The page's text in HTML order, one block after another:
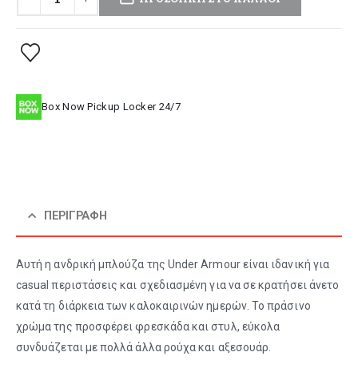
Box Now Pickup Locker 24/7
ΠΕΡΙΓΡΑΦΉ
Αυτή η ανδρική μπλούζα της Under Armour είναι ιδανική για
casual περιστάσεις και σχεδιασμένη για να σε κρατήσει άνετο
κατά τη διάρκεια των καλοκαιρινών ημερών. Το πράσινο
χρώμα της προσφέρει φρεσκάδα και στυλ, εύκολα
συνδυάζεται με πολλά άλλα ρούχα και αξεσουάρ.